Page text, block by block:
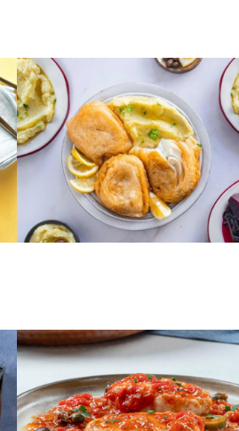
Αλιάδα
ΑΛΜΥΡΑ
Μεσογειακός μπακαλιάρος
γιαχνί
ΨΑΡΙΑ